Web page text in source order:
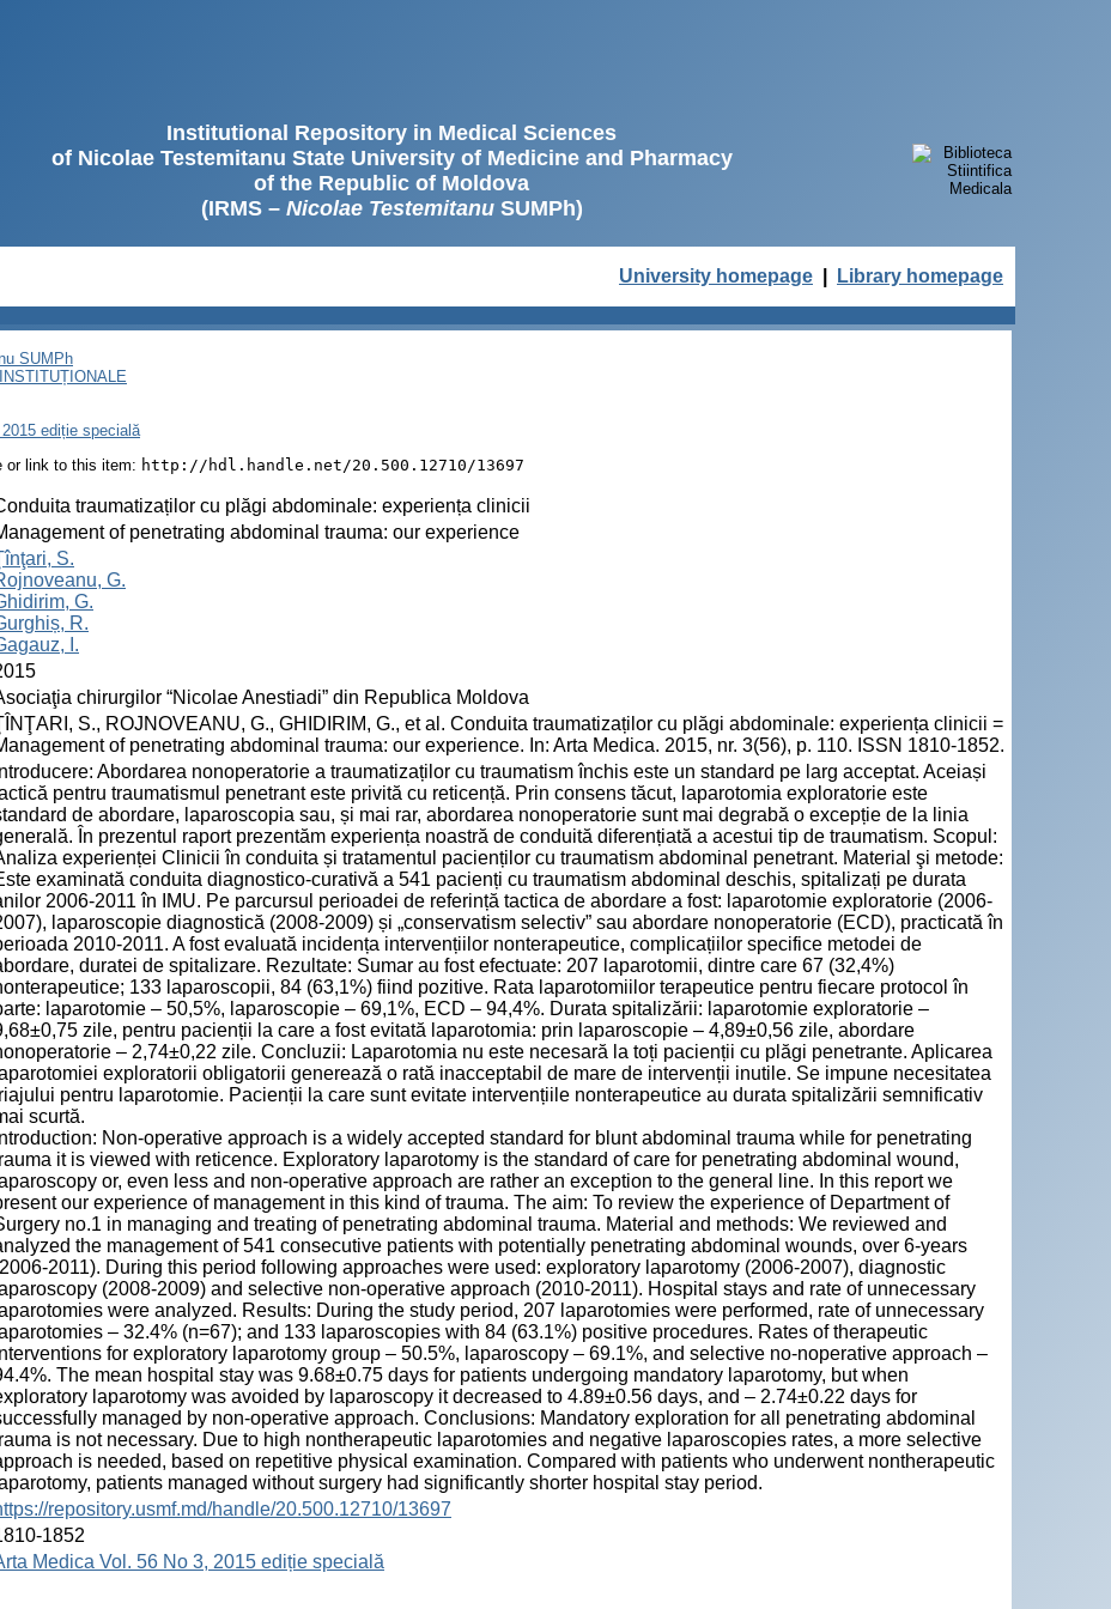
Institutional Repository in Medical Sciences
of Nicolae Testemitanu State University of Medicine and Pharmacy
of the Republic of Moldova
(IRMS – Nicolae TestemitanuSUMPh)
University homepage Library homepage
SUMPh
ediție specială
or link to this item: http://hdl.handle.net/20.500.12710/13697
traumatizaților cu plăgi abdominale: experiența clinicii
of penetrating abdominal trauma: our experience
S.
G.
G.
R.
I.
chirurgilor “Nicolae Anestiadi” din Republica Moldova
S., ROJNOVEANU, G., GHIDIRIM, G., et al. Conduita traumatizaților cu plăgi abdominale: experiența clinicii =
of penetrating abdominal trauma: our experience. In: Arta Medica. 2015, nr. 3(56), p. 110. ISSN 1810-1852.
Introducere: Abordarea nonoperatorie a traumatizaților cu traumatism închis este un standard pe larg acceptat. Aceiași
pentru traumatismul penetrant este privită cu reticență. Prin consens tăcut, laparotomia exploratorie este
de abordare, laparoscopia sau, și mai rar, abordarea nonoperatorie sunt mai degrabă o excepție de la linia
În prezentul raport prezentăm experiența noastră de conduită diferențiată a acestui tip de traumatism. Scopul:
experienței Clinicii în conduita și tratamentul pacienților cu traumatism abdominal penetrant. Material şi metode:
examinată conduita diagnostico-curativă a 541 pacienți cu traumatism abdominal deschis, spitalizați pe durata
2006-2011 în IMU. Pe parcursul perioadei de referință tactica de abordare a fost: laparotomie exploratorie (2006-
laparoscopie diagnostică (2008-2009) și „conservatism selectiv” sau abordare nonoperatorie (ECD), practicată în
2010-2011. A fost evaluată incidența intervențiilor nonterapeutice, complicațiilor specifice metodei de
duratei de spitalizare. Rezultate: Sumar au fost efectuate: 207 laparotomii, dintre care 67 (32,4%)
133 laparoscopii, 84 (63,1%) fiind pozitive. Rata laparotomiilor terapeutice pentru fiecare protocol în
laparotomie – 50,5%, laparoscopie – 69,1%, ECD – 94,4%. Durata spitalizării: laparotomie exploratorie –
zile, pentru pacienții la care a fost evitată laparotomia: prin laparoscopie – 4,89±0,56 zile, abordare
– 2,74±0,22 zile. Concluzii: Laparotomia nu este necesară la toți pacienții cu plăgi penetrante. Aplicarea
exploratorii obligatorii generează o rată inacceptabil de mare de intervenții inutile. Se impune necesitatea
pentru laparotomie. Pacienții la care sunt evitate intervențiile nonterapeutice au durata spitalizării semnificativ
scurtă.
Introduction: Non-operative approach is a widely accepted standard for blunt abdominal trauma while for penetrating
it is viewed with reticence. Exploratory laparotomy is the standard of care for penetrating abdominal wound,
or, even less and non-operative approach are rather an exception to the general line. In this report we
our experience of management in this kind of trauma. The aim: To review the experience of Department of
no.1 in managing and treating of penetrating abdominal trauma. Material and methods: We reviewed and
the management of 541 consecutive patients with potentially penetrating abdominal wounds, over 6-years
2011). During this period following approaches were used: exploratory laparotomy (2006-2007), diagnostic
(2008-2009) and selective non-operative approach (2010-2011). Hospital stays and rate of unnecessary
were analyzed. Results: During the study period, 207 laparotomies were performed, rate of unnecessary
– 32.4% (n=67); and 133 laparoscopies with 84 (63.1%) positive procedures. Rates of therapeutic
for exploratory laparotomy group – 50.5%, laparoscopy – 69.1%, and selective no-noperative approach –
The mean hospital stay was 9.68±0.75 days for patients undergoing mandatory laparotomy, but when
laparotomy was avoided by laparoscopy it decreased to 4.89±0.56 days, and – 2.74±0.22 days for
managed by non-operative approach. Conclusions: Mandatory exploration for all penetrating abdominal
is not necessary. Due to high nontherapeutic laparotomies and negative laparoscopies rates, a more selective
is needed, based on repetitive physical examination. Compared with patients who underwent nontherapeutic
patients managed without surgery had significantly shorter hospital stay period.
repository.usmf.md/handle/20.500.12710/13697
1852
Medica Vol. 56 No 3, 2015 ediție specială